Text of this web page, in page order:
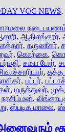
VOC NEWS,
, ஆதிசங்கரர்,
, கருணீகர்,
, கொற்கை,
, சமய போர்,
,
, பட்டர்,
, மருத்துவர்,
,
, ஸ்படிக மாலை,